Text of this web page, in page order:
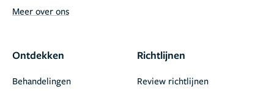
Meer over ons
Ontdekken
Behandelingen
Richtlijnen
Review richtlijnen